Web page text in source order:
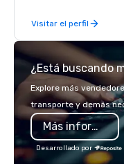
late model luxury
highly experienced
team of chauffeurs
you will know quality
with La Costa
Visitar el perfil
¿Está buscando
Explore más
transporte y demás
Más información
Desarrollado por